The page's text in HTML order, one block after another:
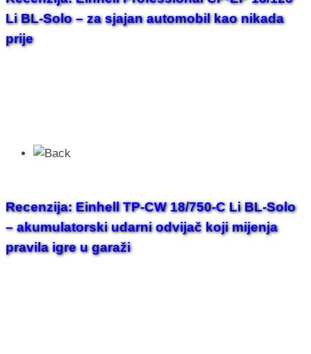
Li BL-Solo – za sjajan automobil kao nikada
prije
Recenzija: Einhell TP-CW 18/750-C Li BL-Solo
– akumulatorski udarni odvijač koji mijenja
pravila igre u garaži